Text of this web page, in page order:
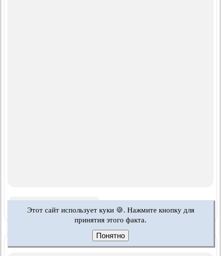
Этот сайт использует куки 🍪. Нажмите кнопку для
принятия этого факта.
Понятно